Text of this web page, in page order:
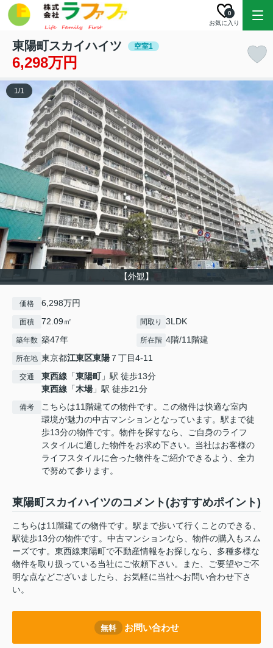
お気に入り
0
東陽町スカイハイツ 空室1
6,298万円
【外観】
1/1
価格 6,298万円
面積 72.09㎡ 間取り 3LDK
築年数 築47年 所在階 4階/11階建
所在地 東京都江東区東陽 ７丁目4-11
交通 東西線 「東陽町」駅 徒歩13分
東西線 「木場」駅 徒歩21分
備考
こちらは11階建ての物件です。この物件は快適な室内
環境が魅力の中古マンションとなっています。駅まで徒
歩13分の物件です。物件を探すなら、ご自身のライフ
スタイルに適した物件をお求め下さい。当社はお客様の
ライフスタイルに合った物件をご紹介できるよう、全力
で努めて参ります。
東陽町スカイハイツのコメント(おすすめポイント)
こちらは11階建ての物件です。駅まで歩いて行くことのできる、
駅徒歩13分の物件です。中古マンションなら、物件の購入もスム
ーズです。東西線東陽町で不動産情報をお探しなら、多種多様な
物件を取り扱っている当社にご依頼下さい。また、ご要望やご不
明な点などございましたら、お気軽に当社へお問い合わせ下さ
い。
無料 お問い合わせ